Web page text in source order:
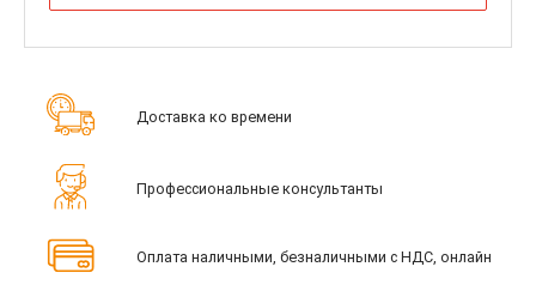
Доставка ко времени
Профессиональные консультанты
Оплата наличными, безналичными с НДС, онлайн